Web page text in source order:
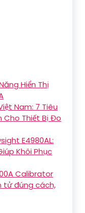
Hiển Thị
Nam: 7 Tiêu
Cho Thiết Bị Đo
E4980AL:
Khôi Phục
Calibrator
tử đúng cách,